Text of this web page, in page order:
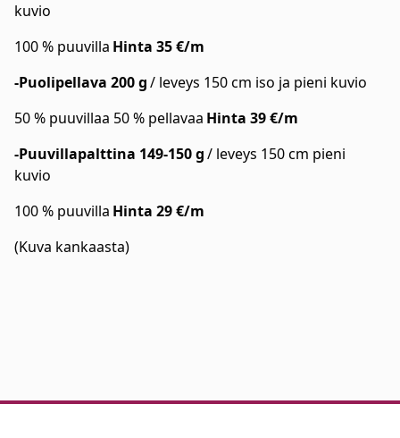
kuvio
100 % puuvilla Hinta 35 €/m
-Puolipellava 200 g/ leveys 150 cm iso ja pieni kuvio
50 % puuvillaa 50 % pellavaa Hinta 39 €/m
-Puuvillapalttina 149-150 g/ leveys 150 cm pieni
kuvio
100 % puuvilla Hinta 29 €/m
(Kuva kankaasta)